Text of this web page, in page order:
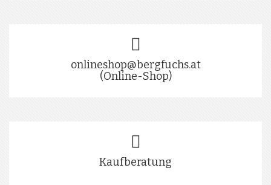
onlineshop@bergfuchs.at
(Online-Shop)
Kaufberatung